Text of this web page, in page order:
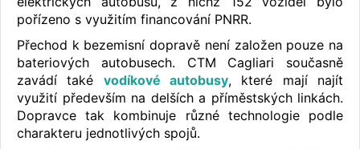
pořízeno s využitím financování PNRR.
Přechod k bezemisní dopravě není založen pouze na
bateriových autobusech. CTM Cagliari současně
zavádí také vodíkové autobusy, které mají najít
využití především na delších a příměstských linkách.
Dopravce tak kombinuje různé technologie podle
charakteru jednotlivých spojů.